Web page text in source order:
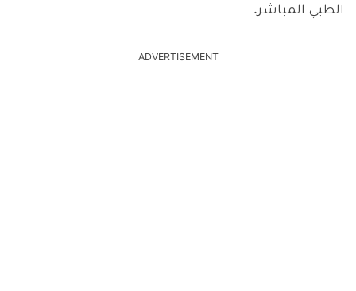
الطبي المباشر.
ADVERTISEMENT